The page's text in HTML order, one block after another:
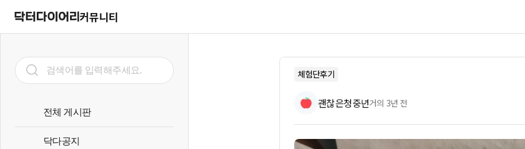
커뮤니티
전체 게시판
닥다공지
체험단후기
괜찮은청중년거의 3년 전